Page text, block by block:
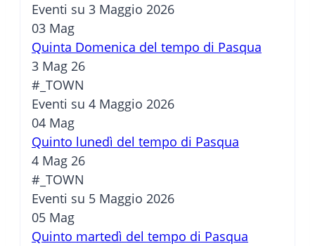
Eventi su 3 Maggio 2026
03 Mag
Quinta Domenica del tempo di Pasqua
3 Mag 26
#_TOWN
Eventi su 4 Maggio 2026
04 Mag
Quinto lunedì del tempo di Pasqua
4 Mag 26
#_TOWN
Eventi su 5 Maggio 2026
05 Mag
Quinto martedì del tempo di Pasqua